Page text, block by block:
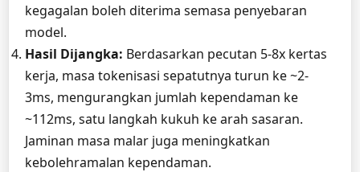
kegagalan boleh diterima semasa penyebaran
model.
Hasil Dijangka: Berdasarkan pecutan 5-8x kertas
kerja, masa tokenisasi sepatutnya turun ke ~2-
3ms, mengurangkan jumlah kependaman ke
~112ms, satu langkah kukuh ke arah sasaran.
Jaminan masa malar juga meningkatkan
kebolehramalan kependaman.